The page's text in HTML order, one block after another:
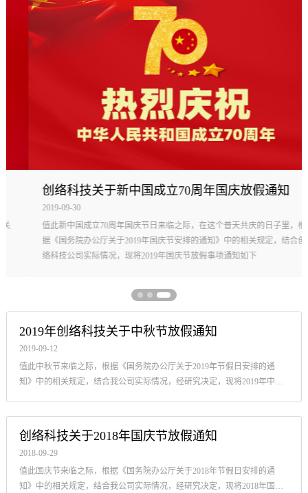
创络科技关于新中国成立70周年国庆放假通知
2019-09-30
值此新中国成立70周年国庆节日来临之际，在这个普天共庆的日子里，根
据《国务院办公厅关于2019年国庆节安排的通知》中的相关规定，结合创
络科技公司实际情况，现将2019年国庆节放假事项通知如下
2019年创络科技关于中秋节放假通知
2019-09-12
值此中秋节来临之际，根据《国务院办公厅关于2019年节假日安排的通
知》中的相关规定，结合我公司实际情况，经研究决定，现将2019年中秋
创络科技关于2018年国庆节放假通知
2018-09-29
值此国庆节来临之际，根据《国务院办公厅关于2018年节假日安排的通
知》中的相关规定，结合我公司实际情况，经研究决定，现将2018年国庆